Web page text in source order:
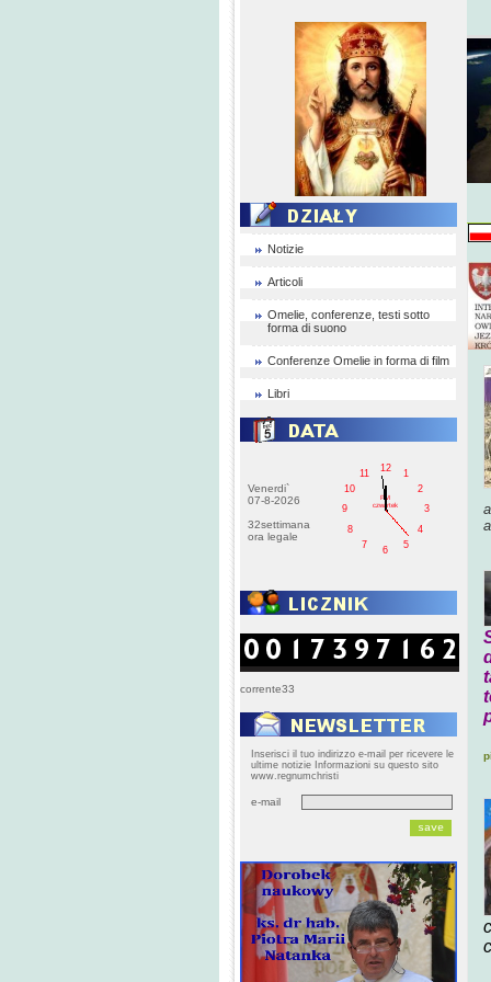
Notizie
Articoli
Omelie, conferenze, testi sotto
forma di suono
Conferenze Omelie in forma di film
Libri
Venerdi`
07-8-2026
32settimana
ora legale
1
2
3
4
5
6
7
8
9
10
11
12
PM
czwartek
corrente33
Inserisci il tuo indirizzo e-mail per ricevere le
ultime notizie Informazioni su questo sito
www.regnumchristi
e-mail